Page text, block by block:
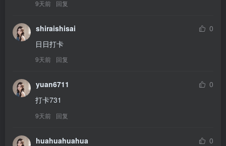
9天前 回复
shiraishisai
0
日日打卡
9天前 回复
yuan6711
0
打卡731
9天前 回复
huahuahuahua
0